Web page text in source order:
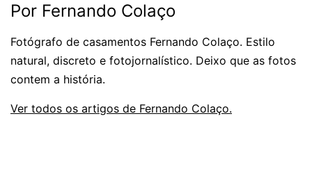
Por Fernando Colaço
Fotógrafo de casamentos Fernando Colaço. Estilo
natural, discreto e fotojornalístico. Deixo que as fotos
contem a história.
Ver todos os artigos de Fernando Colaço.